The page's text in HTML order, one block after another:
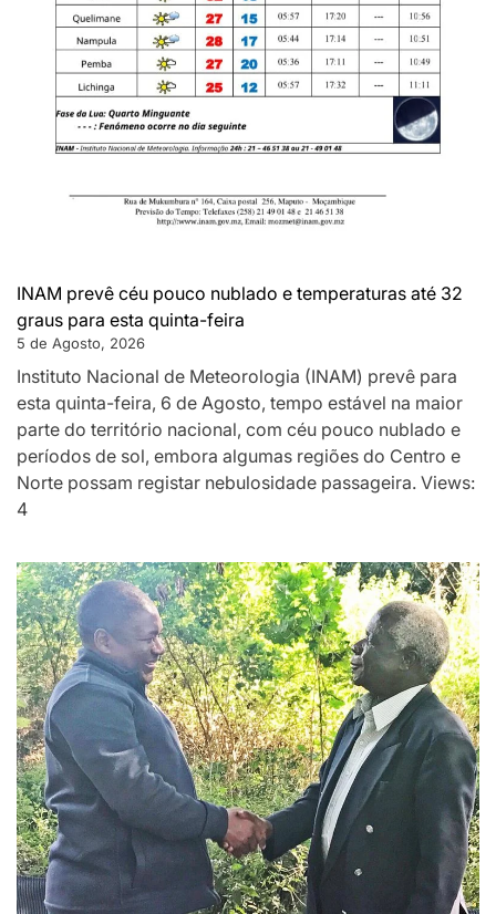
INAM prevê céu pouco nublado e temperaturas até 32
graus para esta quinta-feira
5 de Agosto, 2026
Instituto Nacional de Meteorologia (INAM) prevê para
esta quinta-feira, 6 de Agosto, tempo estável na maior
parte do território nacional, com céu pouco nublado e
períodos de sol, embora algumas regiões do Centro e
Norte possam registar nebulosidade passageira. Views:
4